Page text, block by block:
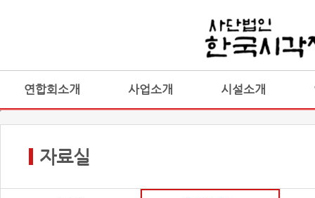
연합회소개 사업소개 시설소개
자료실